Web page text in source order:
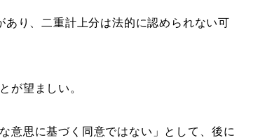
り、二重計上分は法的に認められない可
が望ましい。
意思に基づく同意ではない」として、後に